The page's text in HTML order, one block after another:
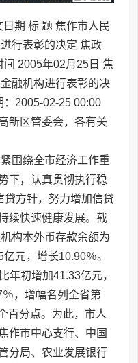
期 标 题 焦作市人民
行表彰的决定 焦政
间 2005年02月25日 焦
融机构进行表彰的决
：2005-02-25 00:00
新区管委会，各有关
围绕全市经济工作重
下，认真贯彻执行稳
贷方针，努力增加信贷
续快速健康发展。截
构本外币存款余额为
元，增长10.90％。
年初增加41.33亿元，
，增幅名列全省第
百分点。为此，市人
作市中心支行、中国
分局、农业发展银行